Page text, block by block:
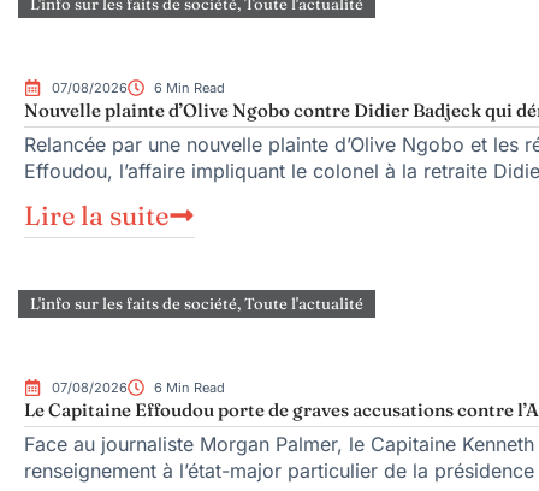
L'info sur les faits de société,Toute l'actualité
07/08/2026 6 Min Read
Nouvelle plainte d’Olive Ngobo contre Didier Badjeck qui
Relancée par une nouvelle plainte d’Olive Ngobo et les
Effoudou, l’affaire impliquant le colonel à la retraite
Lire la suite
L'info sur les faits de société,Toute l'actualité
07/08/2026 6 Min Read
Le Capitaine Effoudou porte de graves accusations contre
Face au journaliste Morgan Palmer, le Capitaine
renseignement à l’état-major particulier de la